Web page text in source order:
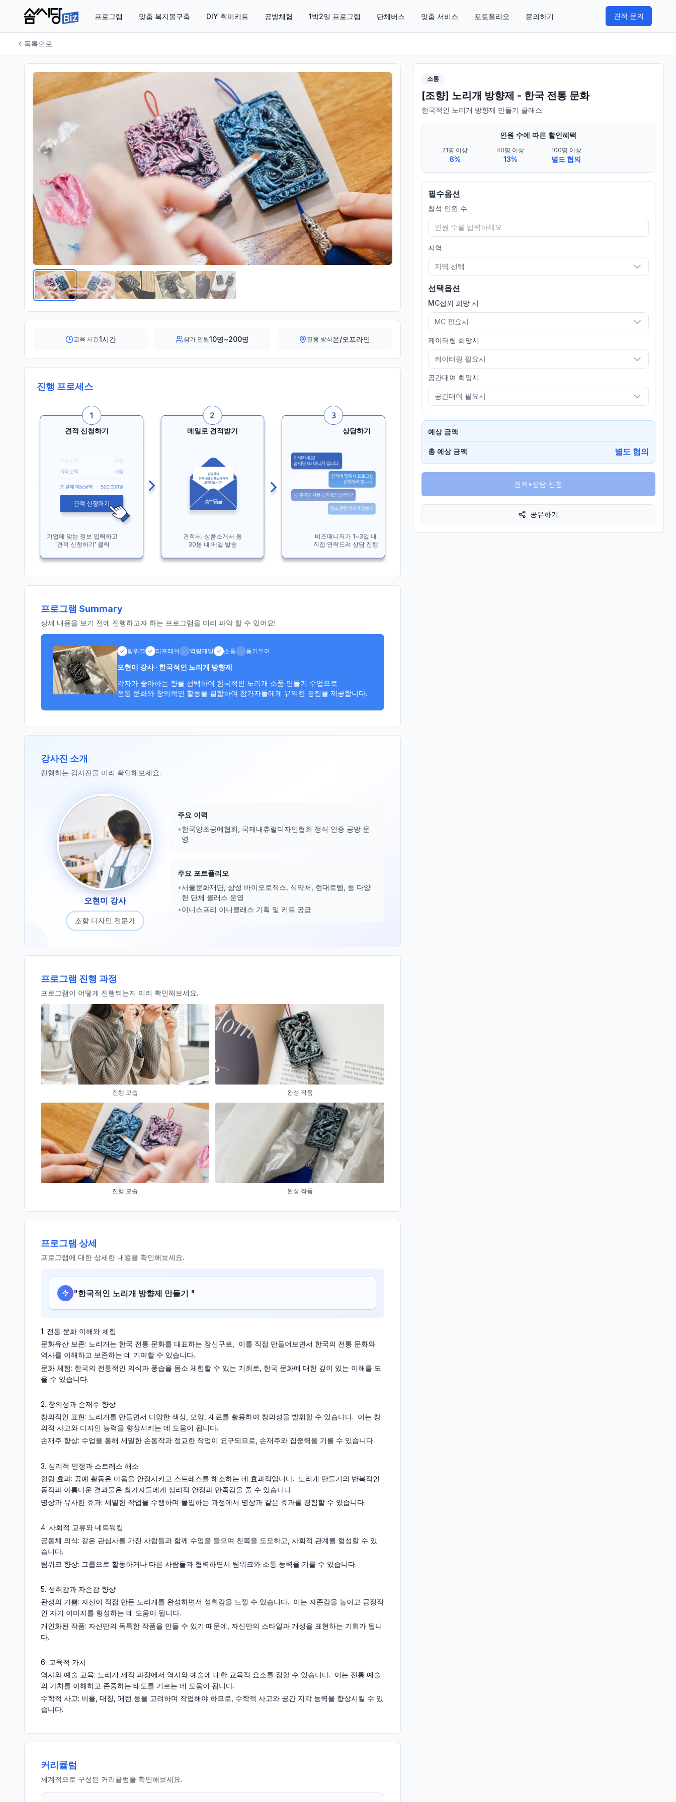
프로그램 맞춤 복지몰구축 DIY 취미키트 공방체험 1박2일 프로그램 단체버스 맞춤 서비스 포토폴리오 문의하기 견적 문의
목록으로
교육 시간1시간 참가 인원10명~200명 진행 방식 온/오프라인
진행 프로세스
견적 신청하기
기업에 맞는 정보 입력하고
'견적 신청하기' 클릭
메일로 견적받기
견적서, 상품소개서 등
30분 내 메일 발송
상담하기
비즈매니저가 1~3일 내
직접 연락드려 상담 진행
프로그램 Summary
상세 내용을 보기 전에 진행하고자 하는 프로그램을 미리 파악 할 수 있어요!
팀워크 리프레쉬 역량개발 소통 동기부여
오현미 강사 · 한국적인 노리개 방향제
각자가 좋아하는 향을 선택하여 한국적인 노리개 소품 만들기 수업으로
전통 문화와 창의적인 활동을 결합하여 참가자들에게 유익한 경험을 제공합니다.
강사진 소개
진행하는 강사진을 미리 확인해보세요.
오현미 강사
조향 디자인 전문가
주요 이력
•한국양초공예협회, 국제내츄럴디자인협회 정식 인증 공방 운
영
주요 포트폴리오
•서울문화재단, 삼성 바이오로직스, 식약처, 현대로템, 등 다양
한 단체 클래스 운영
•이니스프리 이니클래스 기획 및 키트 공급
프로그램 진행 과정
프로그램이 어떻게 진행되는지 미리 확인해보세요.
진행 모습 완성 작품
진행 모습 완성 작품
프로그램 상세
프로그램에 대한 상세한 내용을 확인해보세요.
"한국적인 노리개 방향제 만들기 "
1. 전통 문화 이해와 체험
문화유산 보존: 노리개는 한국 전통 문화를 대표하는 장신구로, 이를 직접 만들어보면서 한국의 전통 문화와
역사를 이해하고 보존하는 데 기여할 수 있습니다.
문화 체험: 한국의 전통적인 의식과 풍습을 몸소 체험할 수 있는 기회로, 한국 문화에 대한 깊이 있는 이해를 도
울 수 있습니다.
2. 창의성과 손재주 향상
창의적인 표현: 노리개를 만들면서 다양한 색상, 모양, 재료를 활용하여 창의성을 발휘할 수 있습니다. 이는 창
의적 사고와 디자인 능력을 향상시키는 데 도움이 됩니다.
손재주 향상: 수업을 통해 세밀한 손동작과 정교한 작업이 요구되므로, 손재주와 집중력을 기를 수 있습니다.
3. 심리적 안정과 스트레스 해소
힐링 효과: 공예 활동은 마음을 안정시키고 스트레스를 해소하는 데 효과적입니다. 노리개 만들기의 반복적인
동작과 아름다운 결과물은 참가자들에게 심리적 안정과 만족감을 줄 수 있습니다.
명상과 유사한 효과: 세밀한 작업을 수행하며 몰입하는 과정에서 명상과 같은 효과를 경험할 수 있습니다.
4. 사회적 교류와 네트워킹
공동체 의식: 같은 관심사를 가진 사람들과 함께 수업을 들으며 친목을 도모하고, 사회적 관계를 형성할 수 있
습니다.
팀워크 향상: 그룹으로 활동하거나 다른 사람들과 협력하면서 팀워크와 소통 능력을 기를 수 있습니다.
5. 성취감과 자존감 향상
완성의 기쁨: 자신이 직접 만든 노리개를 완성하면서 성취감을 느낄 수 있습니다. 이는 자존감을 높이고 긍정적
인 자기 이미지를 형성하는 데 도움이 됩니다.
개인화된 작품: 자신만의 독특한 작품을 만들 수 있기 때문에, 자신만의 스타일과 개성을 표현하는 기회가 됩니
다.
6. 교육적 가치
역사와 예술 교육: 노리개 제작 과정에서 역사와 예술에 대한 교육적 요소를 접할 수 있습니다. 이는 전통 예술
의 가치를 이해하고 존중하는 태도를 기르는 데 도움이 됩니다.
수학적 사고: 비율, 대칭, 패턴 등을 고려하며 작업해야 하므로, 수학적 사고와 공간 지각 능력을 향상시킬 수 있
습니다.
커리큘럼
체계적으로 구성된 커리큘럼을 확인해보세요.
소통
[조향] 노리개 방향제 - 한국 전통 문화
한국적인 노리개 방향제 만들기 클래스
인원 수에 따른 할인혜택
21명 이상
6%
40명 이상
13%
100명 이상
별도 협의
필수옵션
참석 인원 수
지역
지역 선택
선택옵션
MC섭외 희망 시
MC 필요시
케이터링 희망시
케이터링 필요시
공간대여 희망시
공간대여 필요시
예상 금액
총 예상 금액 별도 협의
견적•상담 신청
공유하기